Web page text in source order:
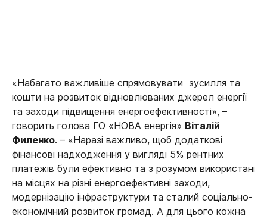
«Набагато важливіше спрямовувати зусилля та
кошти на розвиток відновлюваних джерел енергії
та заходи підвищення енергоефективності», –
говорить голова ГО «НОВА енергія» Віталій
Филенко. – «Наразі важливо, щоб додаткові
фінансові надходження у вигляді 5% рентних
платежів були ефективно та з розумом використані
на місцях на різні енергоефективні заходи,
модернізацію інфраструктури та сталий соціально-
економічний розвиток громад. А для цього кожна